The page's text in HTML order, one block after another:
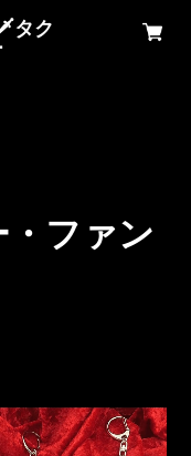
タク
ファン